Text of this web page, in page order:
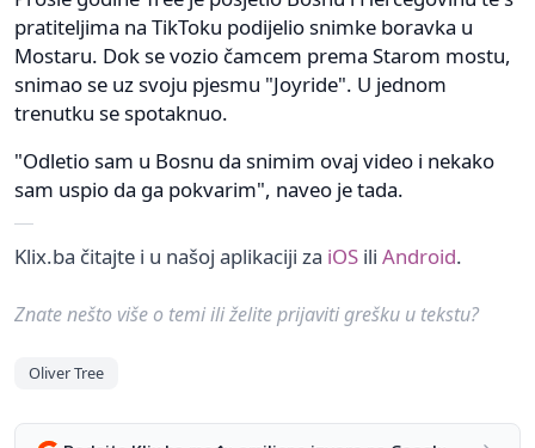
pratiteljima na TikToku podijelio snimke boravka u
Mostaru. Dok se vozio čamcem prema Starom mostu,
snimao se uz svoju pjesmu "Joyride". U jednom
trenutku se spotaknuo.
"Odletio sam u Bosnu da snimim ovaj video i nekako
sam uspio da ga pokvarim", naveo je tada.
Klix.ba čitajte i u našoj aplikaciji za iOS ili Android.
Znate nešto više o temi ili želite prijaviti grešku u tekstu?
Oliver Tree